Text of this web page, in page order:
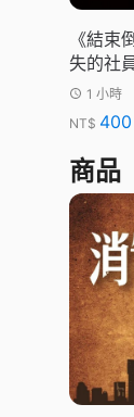
《結束
失的社
1 小時
NT$ 400
商品